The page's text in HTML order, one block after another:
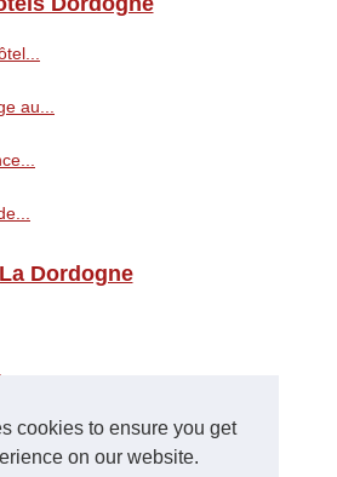
cookies to ensure you get
on our website.
au...
La Dordogne
flore...